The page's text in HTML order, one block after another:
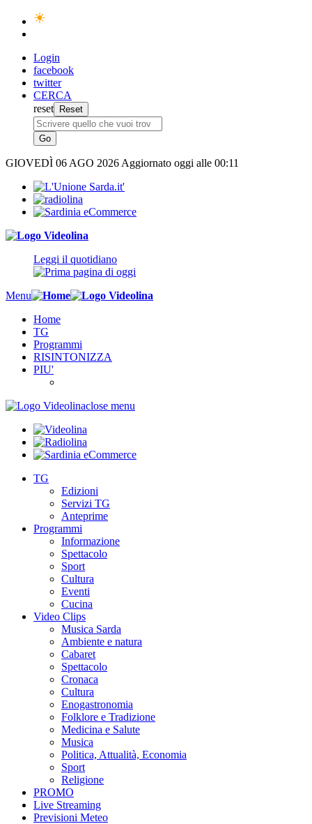
Login
facebook
twitter
CERCA
reset
GIOVEDÌ 06 AGO 2026 Aggiornato oggi alle 00:11
Leggi il quotidiano
Menu
Home
TG
Programmi
RISINTONIZZA
PIU'
close menu
TG
Edizioni
Servizi TG
Anteprime
Programmi
Informazione
Spettacolo
Sport
Cultura
Eventi
Cucina
Video Clips
Musica Sarda
Ambiente e natura
Cabaret
Spettacolo
Cronaca
Cultura
Enogastronomia
Folklore e Tradizione
Medicina e Salute
Musica
Politica, Attualità, Economia
Sport
Religione
PROMO
Live Streaming
Previsioni Meteo